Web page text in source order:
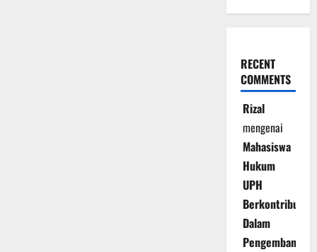
RECENT
COMMENTS
Rizal
mengenai
Mahasiswa
Hukum
UPH
Berkontribusi
Dalam
Pengembangan